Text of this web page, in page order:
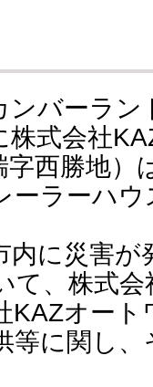
バーラン
株式会社
西勝地）
ーラーハ
に災害が
て、株式
KAZオー
等に関し